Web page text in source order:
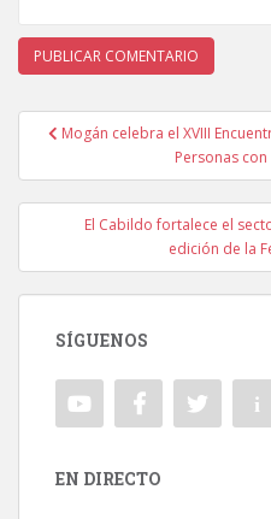
Navegación de
Mogán celebra el XVIII
Personas
El Cabildo fortalece el
edición de la
SÍGUENOS
EN DIRECTO